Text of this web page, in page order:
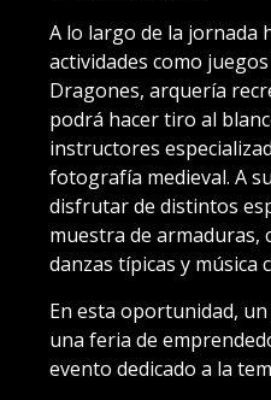
A lo largo de la jornada
actividades como
Dragones, arquería
podrá hacer tiro al
instructores
fotografía medieval. A
disfrutar de distintos
muestra de armaduras,
danzas típicas y música
En esta oportunidad,
una feria de
evento dedicado a la